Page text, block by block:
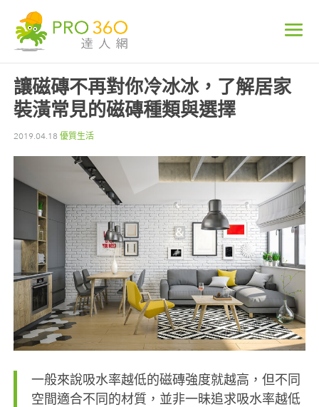
讓磁磚不再對你冷冰冰，了解居家
裝潢常見的磁磚種類與選擇
2019.04.18 優質生活
一般來說吸水率越低的磁磚強度就越高，但不同
空間適合不同的材質，並非一昧追求吸水率越低